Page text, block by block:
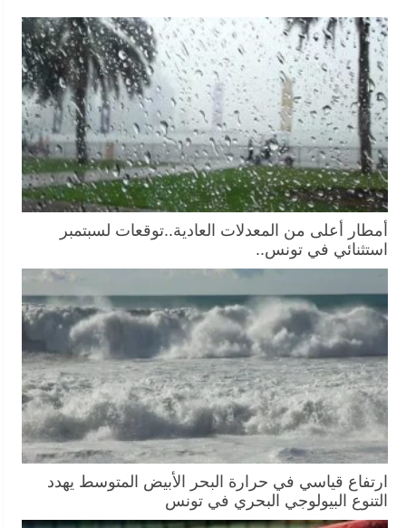
أمطار أعلى من المعدلات العادية..توقعات لسبتمبر
استثنائي في تونس..
ارتفاع قياسي في حرارة البحر الأبيض المتوسط يهدد
التنوع البيولوجي البحري في تونس